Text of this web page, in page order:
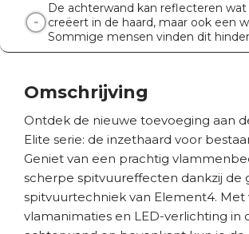
De achterwand kan reflecteren
creëert in de haard, maar ook een
Sommige mensen vinden dit
Omschrijving
Ontdek de nieuwe toevoeging aan
Elite serie: de inzethaard voor
Geniet van een prachtig
scherpe spitvuureffecten dankzij de
spitvuurtechniek van Element4. Met
vlamanimaties en LED-verlichting in